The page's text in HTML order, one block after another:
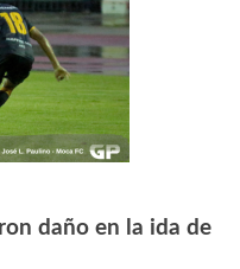
daño en la ida de